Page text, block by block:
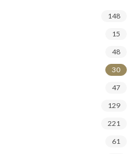
148
15
48
30
47
129
221
61